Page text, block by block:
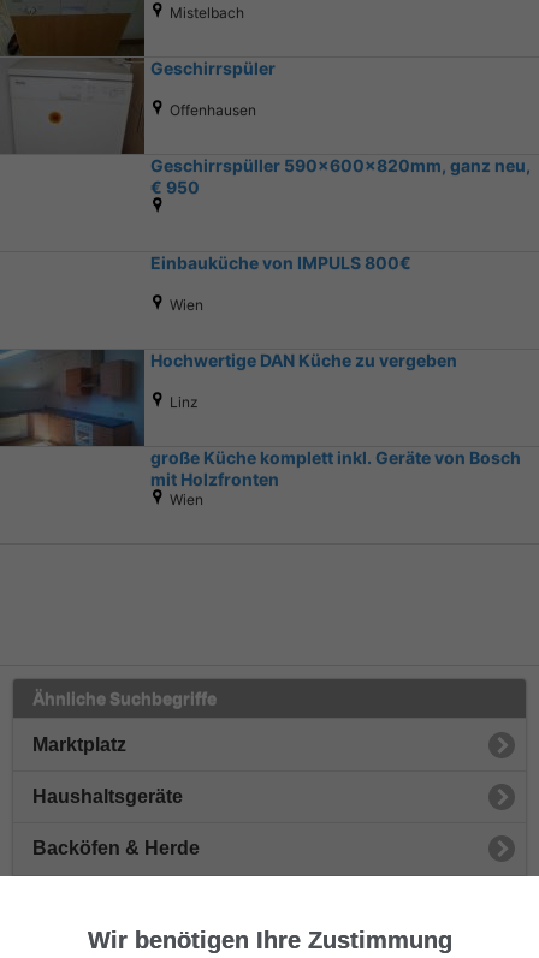
Mistelbach
Geschirrspüler
Offenhausen
Geschirrspüller 590x600x820mm, ganz neu,
€ 950
Einbauküche von IMPULS 800€
Wien
Hochwertige DAN Küche zu vergeben
Linz
große Küche komplett inkl. Geräte von Bosch
mit Holzfronten
Wien
Ähnliche Suchbegriffe
Marktplatz
Haushaltsgeräte
Backöfen & Herde
Gefriergeräte & Kühlschränke
Wir benötigen Ihre Zustimmung